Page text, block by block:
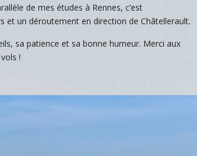
de mes études à Rennes, c’est
et un déroutement en direction de Châtellerault.
sa patience et sa bonne humeur. Merci aux
!